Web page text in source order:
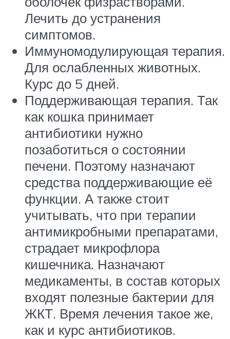
Лечить до устранения
симптомов.
Иммуномодулирующая терапия.
Для ослабленных животных.
Курс до 5 дней.
Поддерживающая терапия. Так
как кошка принимает
антибиотики нужно
позаботиться о состоянии
печени. Поэтому назначают
средства поддерживающие её
функции. А также стоит
учитывать, что при терапии
антимикробными препаратами,
страдает микрофлора
кишечника. Назначают
медикаменты, в состав которых
входят полезные бактерии для
ЖКТ. Время лечения такое же,
как и курс антибиотиков.